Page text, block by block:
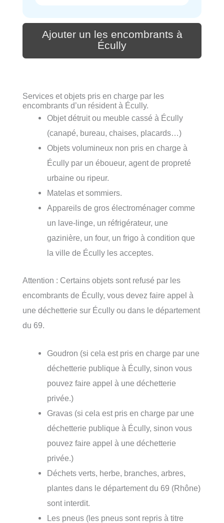
Ajouter un les encombrants à
Écully
Services et objets pris en charge par les
encombrants d’un résident à Écully.
Objet détruit ou meuble cassé à Écully
(canapé, bureau, chaises, placards…)
Objets volumineux non pris en charge à
Écully par un éboueur, agent de propreté
urbaine ou ripeur.
Matelas et sommiers.
Appareils de gros électroménager comme
un lave-linge, un réfrigérateur, une
gazinière, un four, un frigo à condition que
la ville de Écully les acceptes.
Attention : Certains objets sont refusé par les
encombrants de Écully, vous devez faire appel à
une déchetterie sur Écully ou dans le département
du 69.
Goudron (si cela est pris en charge par une
déchetterie publique à Écully, sinon vous
pouvez faire appel à une déchetterie
privée.)
Gravas (si cela est pris en charge par une
déchetterie publique à Écully, sinon vous
pouvez faire appel à une déchetterie
privée.)
Déchets verts, herbe, branches, arbres,
plantes dans le département du 69 (Rhône)
sont interdit.
Les pneus (les pneus sont repris à titre